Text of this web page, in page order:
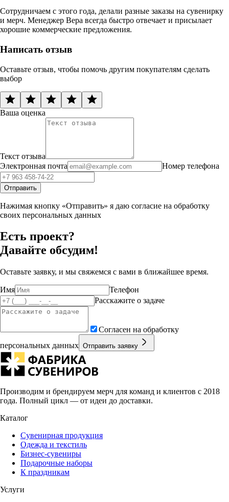
Сотрудничаем с этого года, делали разные заказы на сувенирку
и мерч. Менеджер Вера всегда быстро отвечает и присылает
хорошие коммерческие предложения.
Написать отзыв
Оставьте отзыв, чтобы помочь другим покупателям сделать
выбор
Ваша оценка
Текст отзыва
Электронная почта
Номер телефона
Отправить
Нажимая кнопку «Отправить» я даю согласие на обработку
своих персональных данных
Есть проект?
Давайте обсудим!
Оставьте заявку, и мы свяжемся с вами в ближайшее время.
Имя
Телефон
Расскажите о задаче
Согласен на обработку
персональных данных Отправить заявку
Производим и брендируем мерч для команд и клиентов с 2018
года. Полный цикл — от идеи до доставки.
Каталог
Сувенирная продукция
Одежда и текстиль
Бизнес-сувениры
Подарочные наборы
К праздникам
Услуги